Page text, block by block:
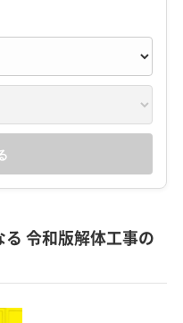
る 令和版解体工事の